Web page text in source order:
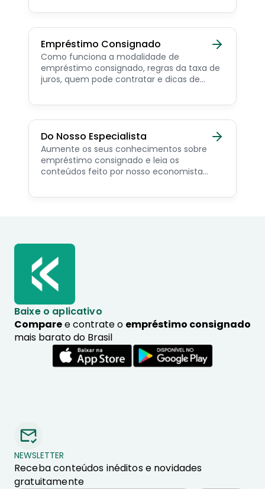
pensionista e beneficiários de programas
Empréstimo Consignado
Como funciona a modalidade de
empréstimo consignado, regras da taxa de
juros, quem pode contratar e dicas de
Do Nosso Especialista
Aumente os seus conhecimentos sobre
empréstimo consignado e leia os
conteúdos feito por nosso economista
Baixe o aplicativo
Comparee contrate o empréstimo consignado
mais barato do Brasil
NEWSLETTER
Receba conteúdos inéditos e novidades
gratuitamente